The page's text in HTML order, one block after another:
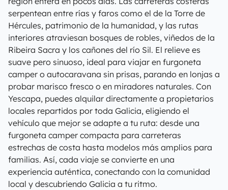
serpentean entre rías y faros como el de la Torre de
Hércules, patrimonio de la humanidad, y las rutas
interiores atraviesan bosques de robles, viñedos de la
Ribeira Sacra y los cañones del río Sil. El relieve es
suave pero sinuoso, ideal para viajar en furgoneta
camper o autocaravana sin prisas, parando en lonjas a
probar marisco fresco o en miradores naturales. Con
Yescapa, puedes alquilar directamente a propietarios
locales repartidos por toda Galicia, eligiendo el
vehículo que mejor se adapte a tu ruta: desde una
furgoneta camper compacta para carreteras
estrechas de costa hasta modelos más amplios para
familias. Así, cada viaje se convierte en una
experiencia auténtica, conectando con la comunidad
local y descubriendo Galicia a tu ritmo.